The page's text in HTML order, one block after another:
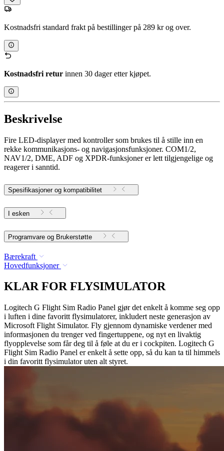
Kostnadsfri standard frakt på bestillinger på 289 kr og over.
Kostnadsfri retur innen 30 dager etter kjøpet.
Beskrivelse
Fire LED-displayer med kontroller som brukes til å stille inn en
rekke kommunikasjons- og navigasjonsfunksjoner. COM1/2,
NAV1/2, DME, ADF og XPDR-funksjoner er lett tilgjengelige og
reagerer i sanntid.
Spesifikasjoner og kompatibilitet
I esken
Programvare og Brukerstøtte
Bærekraft
Hovedfunksjoner
KLAR FOR FLYSIMULATOR
Logitech G Flight Sim Radio Panel gjør det enkelt å komme seg opp
i luften i dine favoritt flysimulatorer, inkludert neste generasjon av
Microsoft Flight Simulator. Fly gjennom dynamiske verdener med
informasjonen du trenger ved fingertuppene, og nyt en livaktig
flyopplevelse som får deg til å føle at du er i cockpiten. Logitech G
Flight Sim Radio Panel er enkelt å sette opp, så du kan ta til himmels
i din favoritt flysimulator uten alt styret.